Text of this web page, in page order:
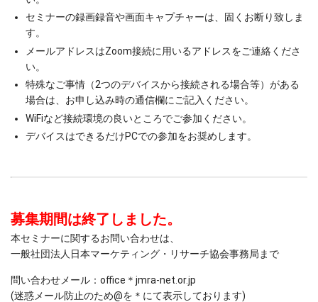
セミナーの録画録音や画面キャプチャーは、固くお断り致しま
す。
メールアドレスはZoom接続に用いるアドレスをご連絡くださ
い。
特殊なご事情（2つのデバイスから接続される場合等）がある
場合は、お申し込み時の通信欄にご記入ください。
WiFiなど接続環境の良いところでご参加ください。
デバイスはできるだけPCでの参加をお奨めします。
募集期間は終了しました。
本セミナーに関するお問い合わせは、
一般社団法人日本マーケティング・リサーチ協会事務局まで
問い合わせメール：office＊jmra-net.or.jp
(迷惑メール防止のため@を＊にて表示しております)